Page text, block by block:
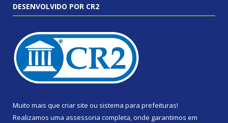
DESENVOLVIDO POR CR2
Muito mais que criar site ou sistema para prefeituras!
Realizamos uma assessoria completa, onde garantimos em